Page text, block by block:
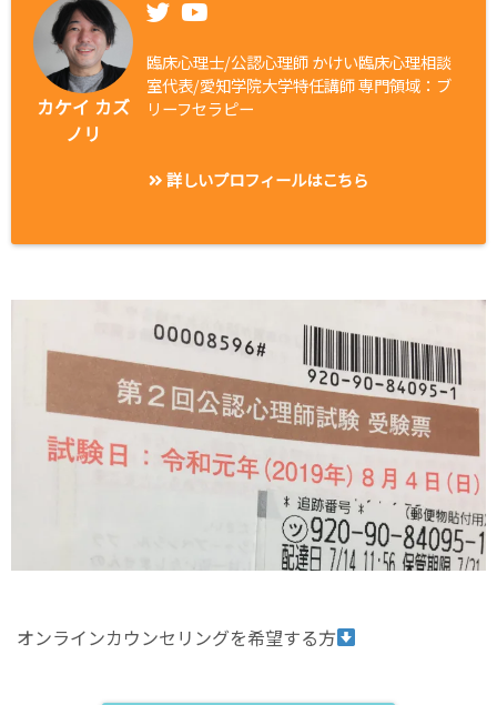
カケイ カズ
ノリ
臨床心理士/公認心理師 かけい臨床心理相談
室代表/愛知学院大学特任講師 専門領域：ブ
リーフセラピー
詳しいプロフィールはこちら
オンラインカウンセリングを希望する方